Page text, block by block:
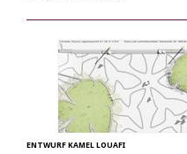
ENTWURF KAMEL LOUAFI